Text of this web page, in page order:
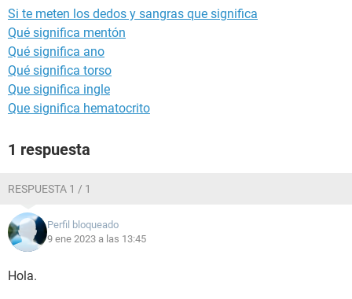
Si te meten los dedos y sangras que significa
Qué significa mentón
Qué significa ano
Qué significa torso
Que significa ingle
Que significa hematocrito
1 respuesta
RESPUESTA 1 / 1
Perfil bloqueado
9 ene 2023 a las 13:45
Hola.